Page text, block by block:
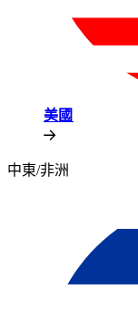
美國​​
中東/非洲​​